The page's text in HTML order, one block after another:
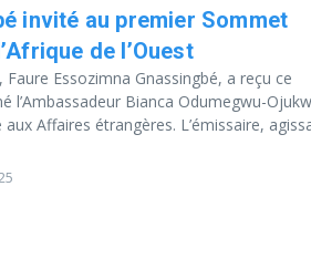
invité au premier Sommet
de l’Ouest
Essozimna Gnassingbé, a reçu ce
l’Ambassadeur Bianca Odumegwu-
aux Affaires étrangères. L’émissaire,